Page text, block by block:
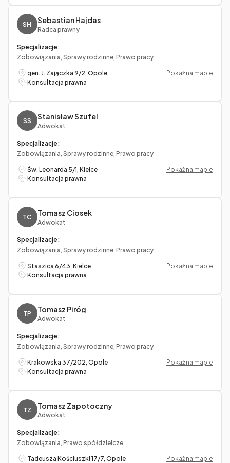
SH Sebastian Hajdas
Radca prawny
Specjalizacje:
Zobowiązania, Sprawy rodzinne, Prawo pracy
gen. J. Zajączka 9/2, Opole
Pokaż na mapie
Konsultacja prawna
SS Stanisław Szufel
Adwokat
Specjalizacje:
Zobowiązania, Sprawy rodzinne, Prawo pracy
Św. Leonarda 5/1, Kielce
Pokaż na mapie
Konsultacja prawna
TC Tomasz Ciosek
Adwokat
Specjalizacje:
Zobowiązania, Sprawy rodzinne, Prawo pracy
Staszica 6/43, Kielce
Pokaż na mapie
Konsultacja prawna
TP Tomasz Piróg
Adwokat
Specjalizacje:
Zobowiązania, Sprawy rodzinne, Prawo pracy
Krakowska 37/202, Opole
Pokaż na mapie
Konsultacja prawna
TZ Tomasz Zapotoczny
Adwokat
Specjalizacje:
Zobowiązania, Prawo spółdzielcze
Tadeusza Kościuszki 17/7, Opole
Pokaż na mapie